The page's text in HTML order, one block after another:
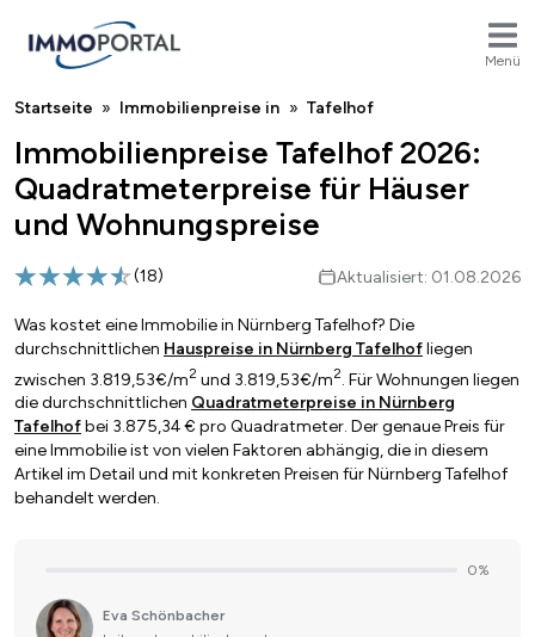
Menü
Breadcrumb
Startseite Immobilienpreise in Tafelhof
Immobilienpreise Tafelhof 2026:
Quadratmeterpreise für Häuser
und Wohnungspreise
(18) Aktualisiert: 01.08.2026
Was kostet eine Immobilie in Nürnberg Tafelhof? Die
durchschnittlichen Hauspreise in Nürnberg Tafelhofliegen
zwischen 3.819,53€/m2 und 3.819,53€/m2. Für Wohnungen liegen
die durchschnittlichen Quadratmeterpreise in Nürnberg
Tafelhofbei 3.875,34 € pro Quadratmeter. Der genaue Preis für
eine Immobilie ist von vielen Faktoren abhängig, die in diesem
Artikel im Detail und mit konkreten Preisen für Nürnberg Tafelhof
behandelt werden.